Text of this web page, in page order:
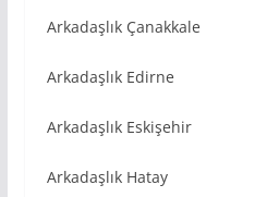
Arkadaşlık Çanakkale
Arkadaşlık Edirne
Arkadaşlık Eskişehir
Arkadaşlık Hatay